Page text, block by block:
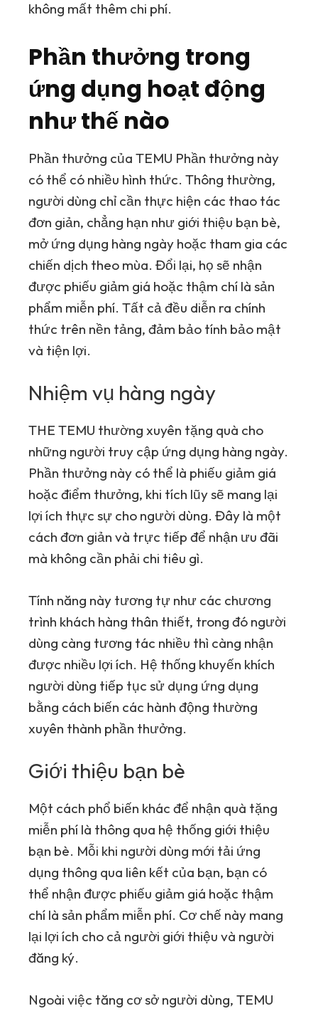
không mất thêm chi phí.
Phần thưởng trong
ứng dụng hoạt động
như thế nào
Phần thưởng củaTEMU Phần thưởng này
có thể có nhiều hình thức. Thông thường,
người dùng chỉ cần thực hiện các thao tác
đơn giản, chẳng hạn như giới thiệu bạn bè,
mở ứng dụng hàng ngày hoặc tham gia các
chiến dịch theo mùa. Đổi lại, họ sẽ nhận
được phiếu giảm giá hoặc thậm chí là sản
phẩm miễn phí. Tất cả đều diễn ra chính
thức trên nền tảng, đảm bảo tính bảo mật
và tiện lợi.
Nhiệm vụ hàng ngày
THETEMU thường xuyên tặng quà cho
những người truy cập ứng dụng hàng ngày.
Phần thưởng này có thể là phiếu giảm giá
hoặc điểm thưởng, khi tích lũy sẽ mang lại
lợi ích thực sự cho người dùng. Đây là một
cách đơn giản và trực tiếp để nhận ưu đãi
mà không cần phải chi tiêu gì.
Tính năng này tương tự như các chương
trình khách hàng thân thiết, trong đó người
dùng càng tương tác nhiều thì càng nhận
được nhiều lợi ích. Hệ thống khuyến khích
người dùng tiếp tục sử dụng ứng dụng
bằng cách biến các hành động thường
xuyên thành phần thưởng.
Giới thiệu bạn bè
Một cách phổ biến khác để nhận quà tặng
miễn phí là thông qua hệ thống giới thiệu
bạn bè. Mỗi khi người dùng mới tải ứng
dụng thông qua liên kết của bạn, bạn có
thể nhận được phiếu giảm giá hoặc thậm
chí là sản phẩm miễn phí. Cơ chế này mang
lại lợi ích cho cả người giới thiệu và người
đăng ký.
Ngoài việc tăng cơ sở người dùng,TEMU